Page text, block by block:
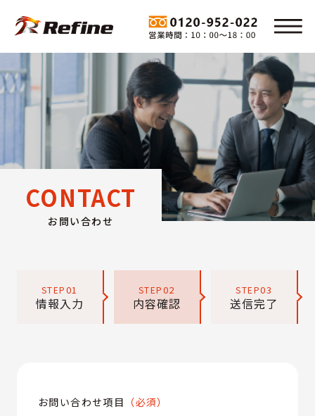
CONTACT
お問い合わせ
STEP01
情報入力
STEP02
内容確認
STEP03
送信完了
お問い合わせ項目 （必須）